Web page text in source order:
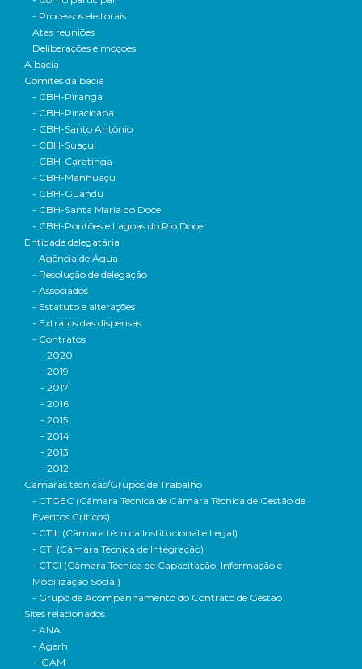
- Processos eleitorais
Atas reuniões
Deliberações e moçoes
A bacia
Comitês da bacia
- CBH-Piranga
- CBH-Piracicaba
- CBH-Santo Antônio
- CBH-Suaçuí
- CBH-Caratinga
- CBH-Manhuaçu
- CBH-Guandu
- CBH-Santa Maria do Doce
- CBH-Pontões e Lagoas do Rio Doce
Entidade delegatária
- Agência de Água
- Resolução de delegação
- Associados
- Estatuto e alterações
- Extratos das dispensas
- Contratos
- 2020
- 2019
- 2017
- 2016
- 2015
- 2014
- 2013
- 2012
Câmaras técnicas/Grupos de Trabalho
- CTGEC (Câmara Técnica de Câmara Técnica de Gestão de
Eventos Críticos)
- CTIL (Câmara técnica Institucional e Legal)
- CTI (Câmara Técnica de Integração)
- CTCI (Câmara Técnica de Capacitação, Informação e
Mobilização Social)
- Grupo de Acompanhamento do Contrato de Gestão
Sites relacionados
- ANA
- Agerh
- IGAM